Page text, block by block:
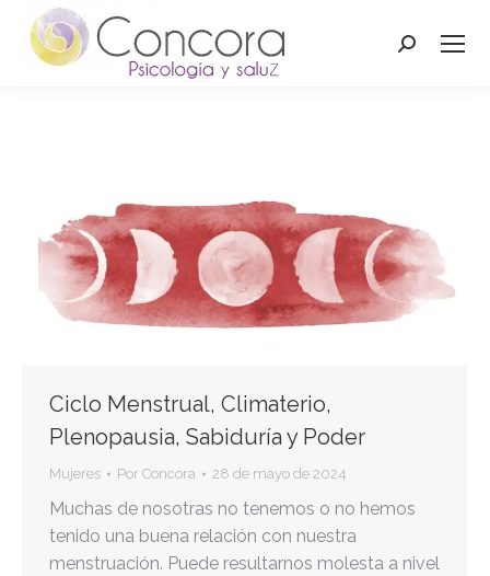
Buscar:
Ciclo Menstrual, Climaterio,
Plenopausia, Sabiduría y Poder
Mujeres Por Concora 28 de mayo de 2024
Muchas de nosotras no tenemos o no hemos
tenido una buena relación con nuestra
menstruación. Puede resultarnos molesta a nivel